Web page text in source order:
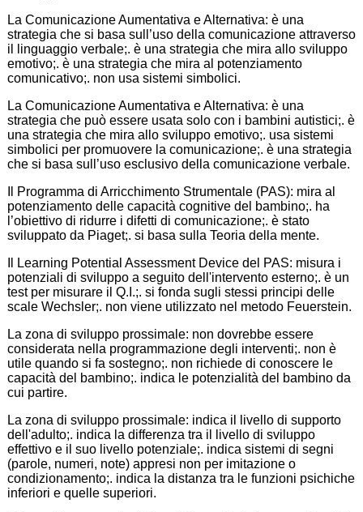
La Comunicazione Aumentativa e Alternativa: è una
strategia che si basa sull’uso della comunicazione attraverso
il linguaggio verbale;. è una strategia che mira allo sviluppo
emotivo;. è una strategia che mira al potenziamento
comunicativo;. non usa sistemi simbolici.
La Comunicazione Aumentativa e Alternativa: è una
strategia che può essere usata solo con i bambini autistici;. è
una strategia che mira allo sviluppo emotivo;. usa sistemi
simbolici per promuovere la comunicazione;. è una strategia
che si basa sull’uso esclusivo della comunicazione verbale.
Il Programma di Arricchimento Strumentale (PAS): mira al
potenziamento delle capacità cognitive del bambino;. ha
l’obiettivo di ridurre i difetti di comunicazione;. è stato
sviluppato da Piaget;. si basa sulla Teoria della mente.
Il Learning Potential Assessment Device del PAS: misura i
potenziali di sviluppo a seguito dell'intervento esterno;. è un
test per misurare il Q.I.;. si fonda sugli stessi principi delle
scale Wechsler;. non viene utilizzato nel metodo Feuerstein.
La zona di sviluppo prossimale: non dovrebbe essere
considerata nella programmazione degli interventi;. non è
utile quando si fa sostegno;. non richiede di conoscere le
capacità del bambino;. indica le potenzialità del bambino da
cui partire.
La zona di sviluppo prossimale: indica il livello di supporto
dell'adulto;. indica la differenza tra il livello di sviluppo
effettivo e il suo livello potenziale;. indica sistemi di segni
(parole, numeri, note) appresi non per imitazione o
condizionamento;. indica la distanza tra le funzioni psichiche
inferiori e quelle superiori.